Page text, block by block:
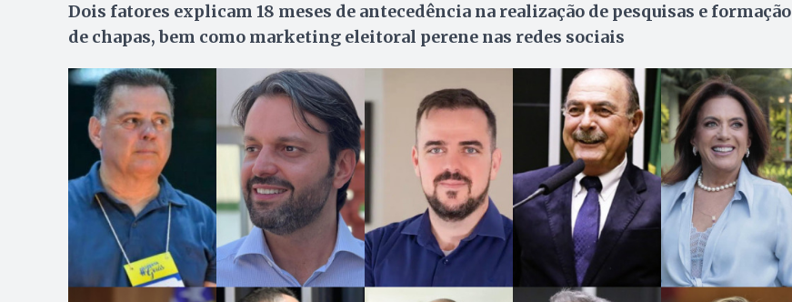
Dois fatores explicam 18 meses de antecedência na realização de pesquisas e formação
de chapas, bem como marketing eleitoral perene nas redes sociais